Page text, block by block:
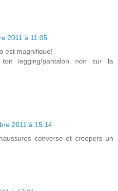
2011 à 11:05
est magnifique!
legging/pantalon noir sur la
2011 à 15:14
converse et creepers un